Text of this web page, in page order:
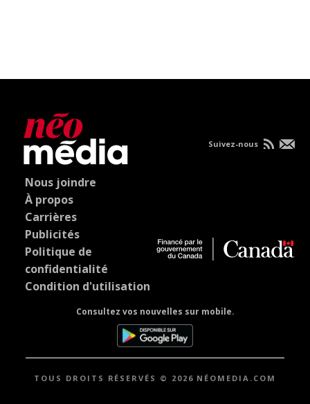
Nous joindre
À propos
Carrières
Publicités
Politique de
confidentialité
Condition d'utilisation
Consultez vos nouvelles sur mobile.
Suivez-nous
TOUS DROITS RÉSERVÉS © 2026 NÉOMEDIA.COM